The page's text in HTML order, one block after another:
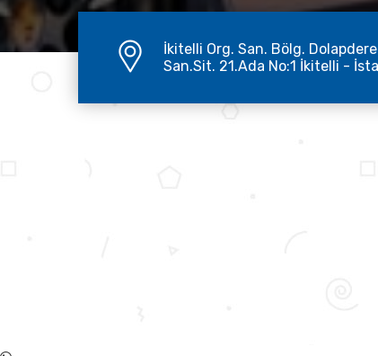
İkitelli Org. San. Bölg. Dolapdere
San.Sit. 21.Ada No:1 İkitelli -